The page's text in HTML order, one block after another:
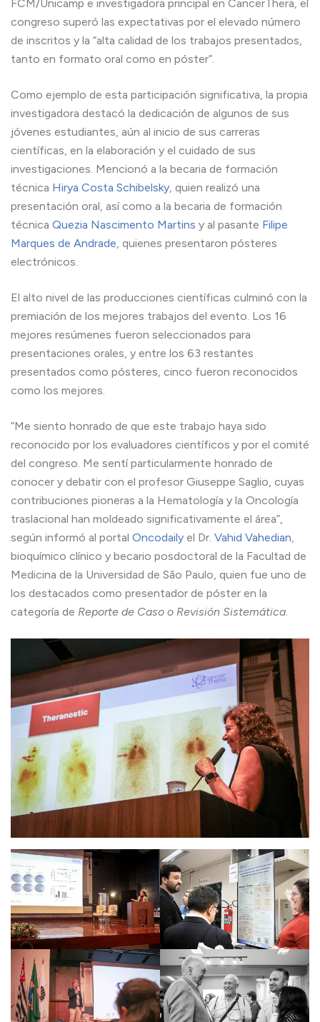
FCM/Unicamp e investigadora principal en CancerThera, el
congreso superó las expectativas por el elevado número
de inscritos y la “alta calidad de los trabajos presentados,
tanto en formato oral como en póster”.
Como ejemplo de esta participación significativa, la propia
investigadora destacó la dedicación de algunos de sus
jóvenes estudiantes, aún al inicio de sus carreras
científicas, en la elaboración y el cuidado de sus
investigaciones. Mencionó a la becaria de formación
técnica Hirya Costa Schibelsky, quien realizó una
presentación oral, así como a la becaria de formación
técnica Quezia Nascimento Martins y al pasante Filipe
Marques de Andrade, quienes presentaron pósteres
electrónicos.
El alto nivel de las producciones científicas culminó con la
premiación de los mejores trabajos del evento. Los 16
mejores resúmenes fueron seleccionados para
presentaciones orales, y entre los 63 restantes
presentados como pósteres, cinco fueron reconocidos
como los mejores.
“Me siento honrado de que este trabajo haya sido
reconocido por los evaluadores científicos y por el comité
del congreso. Me sentí particularmente honrado de
conocer y debatir con el profesor Giuseppe Saglio, cuyas
contribuciones pioneras a la Hematología y la Oncología
traslacional han moldeado significativamente el área”,
según informó al portal Oncodaily el Dr. Vahid Vahedian,
bioquímico clínico y becario posdoctoral de la Facultad de
Medicina de la Universidad de São Paulo, quien fue uno de
los destacados como presentador de póster en la
categoría de Reporte de Caso o Revisión Sistemática.